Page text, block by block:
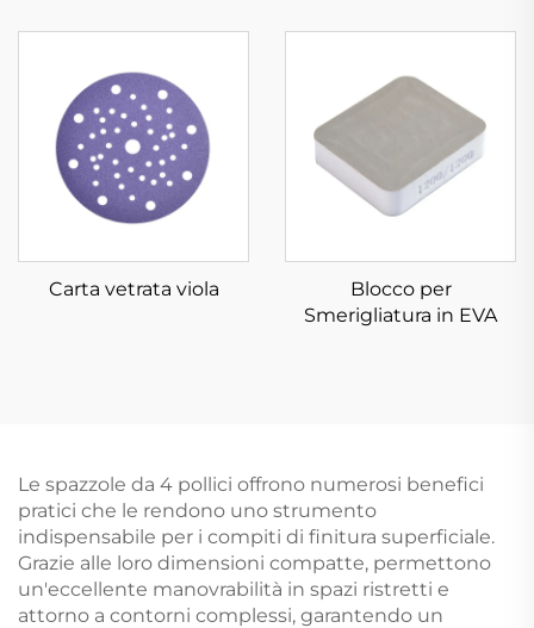
Carta vetrata viola
Blocco per
Smerigliatura in EVA
Le spazzole da 4 pollici offrono numerosi benefici
pratici che le rendono uno strumento
indispensabile per i compiti di finitura superficiale.
Grazie alle loro dimensioni compatte, permettono
un'eccellente manovrabilità in spazi ristretti e
attorno a contorni complessi, garantendo un